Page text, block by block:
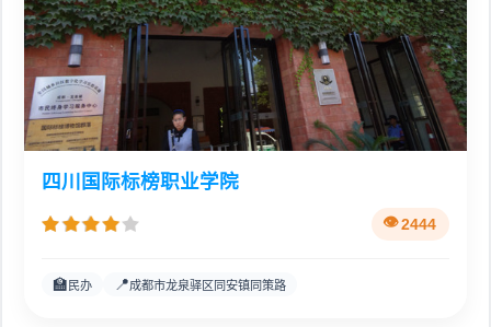
四川国际标榜职业学院
2444
🏫 民办 📍成都市龙泉驿区同安镇同策路